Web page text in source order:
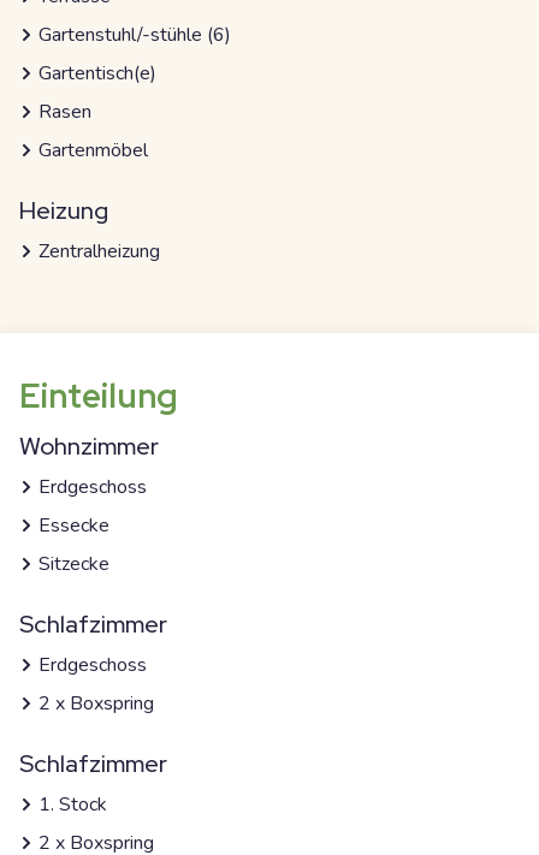
Gartenstuhl/-stühle (6)
Gartentisch(e)
Rasen
Gartenmöbel
Heizung
Zentralheizung
Einteilung
Wohnzimmer
Erdgeschoss
Essecke
Sitzecke
Schlafzimmer
Erdgeschoss
2 x Boxspring
Schlafzimmer
1. Stock
2 x Boxspring